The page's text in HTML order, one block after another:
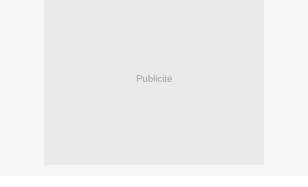
Publicité